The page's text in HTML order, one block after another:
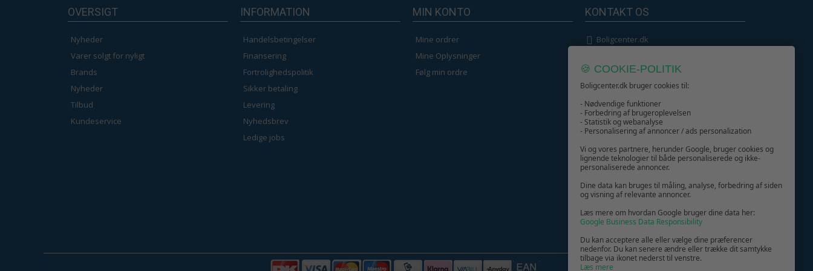
OVERSIGT
Nyheder
Varer solgt for nyligt
Brands
Nyheder
Tilbud
Kundeservice
INFORMATION
Handelsbetingelser
Finansering
Fortrolighedspolitik
Sikker betaling
Levering
Nyhedsbrev
Ledige jobs
MIN KONTO
Mine ordrer
Mine Oplysninger
Følg min ordre
KONTAKT OS
Boligcenter.dk
GIV GLÆDE MED ET GAVEKORT!
🍪 COOKIE-POLITIK
Boligcenter.dk bruger cookies til:
- Nødvendige funktioner
- Forbedring af brugeroplevelsen
- Statistik og webanalyse
- Personalisering af annoncer / ads personalization
Vi og vores partnere, herunder Google, bruger cookies og
lignende teknologier til både personaliserede og ikke-
personaliserede annoncer.
Dine data kan bruges til måling, analyse, forbedring af siden
og visning af relevante annoncer.
Læs mere om hvordan Google bruger dine data her:
Google Business Data Responsibility
Du kan acceptere alle eller vælge dine præferencer
nedenfor. Du kan senere ændre eller trække dit samtykke
tilbage via ikonet nederst til venstre.
Læs mere